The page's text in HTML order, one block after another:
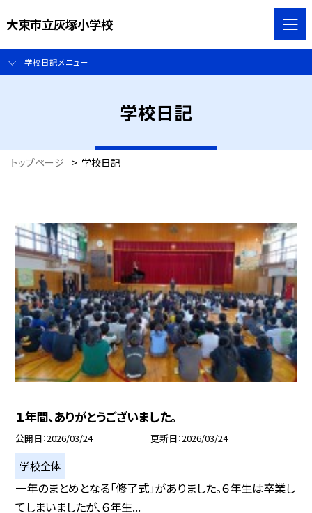
大東市立灰塚小学校
学校日記メニュー
学校日記
トップページ > 学校日記
１年間、ありがとうございました。
公開日 2026/03/24 更新日 2026/03/24
学校全体
一年のまとめとなる「修了式」がありました。６年生は卒業し
てしまいましたが、６年生...